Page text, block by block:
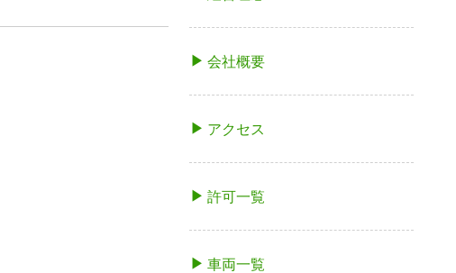
会社概要
アクセス
許可一覧
車両一覧